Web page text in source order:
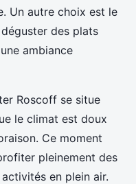
Un autre choix est le
des plats
ambiance
Roscoff se situe
le climat est doux
Ce moment
pleinement des
en plein air.